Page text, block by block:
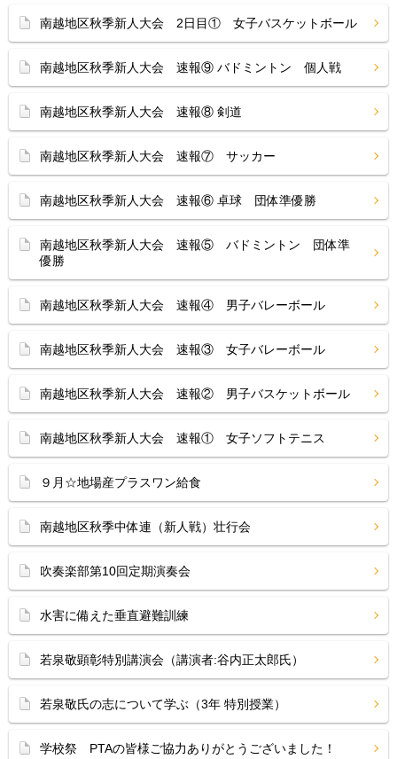
南越地区秋季新人大会 2日目① 女子バスケットボール
南越地区秋季新人大会 速報⑨ バドミントン 個人戦
南越地区秋季新人大会 速報⑧ 剣道
南越地区秋季新人大会 速報⑦ サッカー
南越地区秋季新人大会 速報⑥ 卓球 団体準優勝
南越地区秋季新人大会 速報⑤ バドミントン 団体準
優勝
南越地区秋季新人大会 速報④ 男子バレーボール
南越地区秋季新人大会 速報③ 女子バレーボール
南越地区秋季新人大会 速報② 男子バスケットボール
南越地区秋季新人大会 速報① 女子ソフトテニス
９月☆地場産プラスワン給食
南越地区秋季中体連（新人戦）壮行会
吹奏楽部第10回定期演奏会
水害に備えた垂直避難訓練
若泉敬顕彰特別講演会（講演者:谷内正太郎氏）
若泉敬氏の志について学ぶ（3年 特別授業）
学校祭 PTAの皆様ご協力ありがとうございました！